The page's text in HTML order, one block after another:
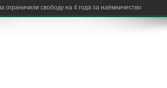
свободу на 4 года за наёмничество